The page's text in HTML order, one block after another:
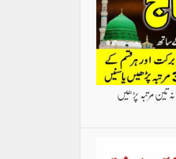
تین مرتبہ پڑھیں